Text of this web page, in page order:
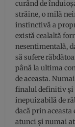
curând de
străine, o milă
instinctivă a
există cealaltă
nesentimentală,
să sufere
până la ultima
de aceasta.
finalul definitiv şi
inepuizabilă de
dacă prin
atunci şi numai